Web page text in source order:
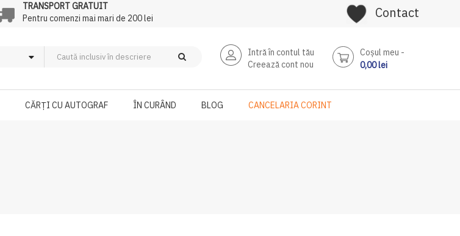
TRANSPORT GRATUIT
Pentru comenzi mai mari de 200 lei
Contact
Intră în contul tău
Creează cont nou
Coşul meu
0,00 lei
CĂRȚI CU AUTOGRAF ÎN CURÂND BLOG CANCELARIA CORINT